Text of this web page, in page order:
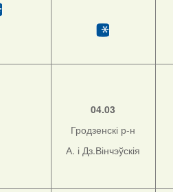
04.03
Гродзенскі р-н
А. і Дз.Вінчэўскія